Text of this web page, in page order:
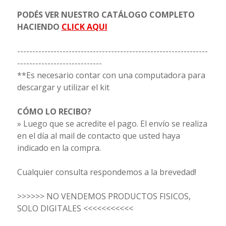
PODÉS VER NUESTRO CATÁLOGO COMPLETO
HACIENDO CLICK AQUI
---------------------------------------------------------------
----------------------------
**Es necesario contar con una computadora para
descargar y utilizar el kit
CÓMO LO RECIBO?
» Luego que se acredite el pago. El envío se realiza
en el día al mail de contacto que usted haya
indicado en la compra.
Cualquier consulta respondemos a la brevedad!
>>>>>> NO VENDEMOS PRODUCTOS FISICOS,
SOLO DIGITALES <<<<<<<<<<<